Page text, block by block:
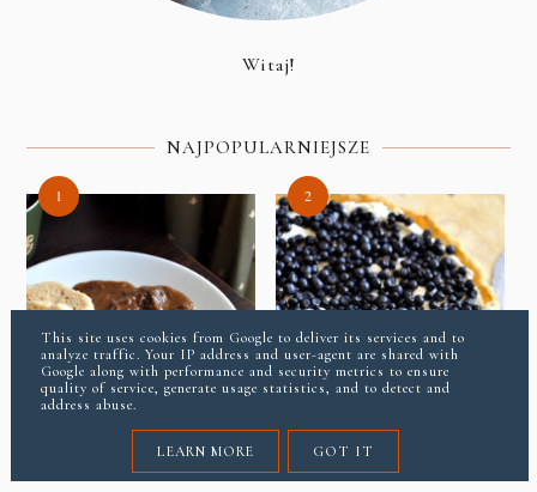
Witaj!
NAJPOPULARNIEJSZE
Gulasz wołowy po czesku z
Tarta z mascarpone i
jagodami
This site uses cookies from Google to deliver its services and to
analyze traffic. Your IP address and user-agent are shared with
Google along with performance and security metrics to ensure
quality of service, generate usage statistics, and to detect and
address abuse.
LEARN MORE GOT IT